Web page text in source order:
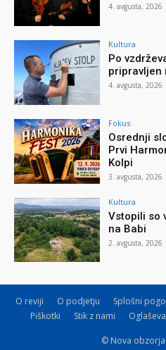
4. avgusta, 2026
Kultura
Po
pripravljen
4. avgusta, 2026
Fokus
Osrednji
Prvi
Kolpi
3. avgusta, 2026
Kultura
Vstopili so
na Babi
2. avgusta, 2026
O reviji O podjetju Splošni
Piškotki
Stik z nami
© Nova